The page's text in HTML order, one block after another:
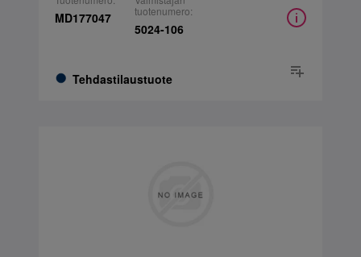
MD177047
Tehdastilaustuote
tuotenumero:
5024-106